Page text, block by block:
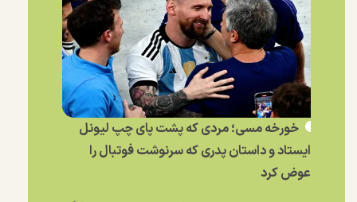
خورخه مسی؛ مردی که پشت پای چپ لیونل
ایستاد و داستان پدری که سرنوشت فوتبال را
عوض کرد